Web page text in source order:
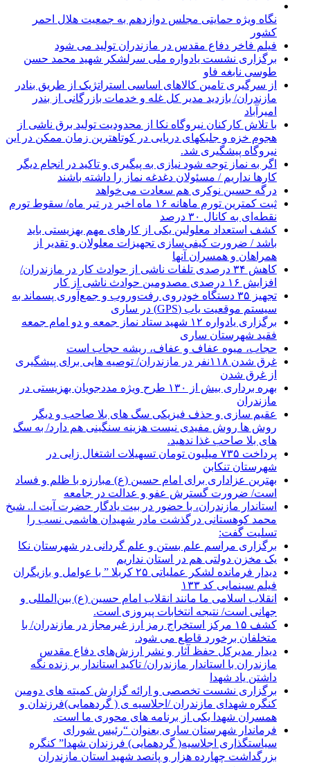
نگاه ویژه حمایتی مجلس دوازدهم به جمعیت هلال احمر
کشور
فیلم فاخر دفاع مقدس در مازندران تولید می شود
برگزاری نشست یادواره ملی سرلشکر شهید محمد حسن
طوسی نابغه فاو
از سرگیری تامین کالاهای اساسی استراتژیک از طریق بنادر
مازندران/ بازدید مدیر کل غله و خدمات بازرگانی از بندر
امیرآباد
با تلاش کارکنان نیروگاه نکا از محدودیت تولید برق ناشی از
هجوم خزه و جلبکهای دریایی در کوتاهترین زمان ممکن در این
نیروگاه پیشگیری شد.
اگر به نماز توجه شود نیازی به پیگیری و تاکید در انجام دیگر
کارها نداریم / مسئولان دغدغه نماز را داشته باشند
درگه حسین نوکری هم سعادت می‌خواهد
ثبت کمترین تورم ماهانه ۱۶ ماه اخیر در تیر ماه/ سقوط تورم
نقطه‌ای به کانال ۳۰ درصد
کشف استعداد معلولین یکی از کارهای مهم بهزیستی باید
باشد / ضرورت کیفی‌سازی تجهیزات معلولان و تقدیر از
همراهان و همسران آنها
کاهش ۳۴ درصدی تلفات ناشی از حوادث كار در مازندران/
افزایش ۱۶ درصدی مصدومین حوادث ناشی از کار
تجهیز ۳۵ دستگاه خودروی رفت‌وروب و جمع‌آوری پسماند به
سیستم موقعیت یاب (GPS) در ساری
برگزاری یادواره ۱۲ شهید ستاد نماز جمعه و دو امام جمعه
فقید شهرستان ساری
حجاب، میوه عفاف و عفاف، ریشه حجاب است
غرق شدن ۱۱۸نفر در مازندران/ توصيه هايی برای پيشگيری
از غرق شدن
بهره برداری بیش از ۱۳۰ طرح ویژه مددجویان بهزیستی در
مازندران
عقیم سازی و حذف فیزیکی سگ های بلا صاحب و دیگر
روش ها روش مفیدی نیست هزینه سنگینی هم دارد/ به سگ
های بلا صاحب غذا ندهید.
پرداخت ۷۳۵ میلیون تومان تسهیلات اشتغال زایی در
شهرستان تنکابن
بهترین عزاداری برای امام حسین (ع) مبارزه با ظلم و فساد
است/ ضرورت گسترش عفو و عدالت در جامعه
استاندار مازندران، با حضور در بیت یادگار حضرت آیت ا.. شیخ
محمد کوهستانی درگذشت مادر شهیدان هاشمی نسب را
تسلیت گفت:
برگزاری مراسم علم بستن و علم گردانی در شهرستان نکا
یک مخزن دولتی هم در استان نداریم
دیدار فرمانده لشکر عملیاتی ۲۵ کربلا ” با عوامل و بازیگران
فیلم سینمایی کد ۱۳۳
انقلاب اسلامی ما مانند انقلاب امام حسین (ع) بین‌المللی و
جهانی است/ نتیجه انتخابات پیروزی است.
کشف ۱۵ مرکز استخراج رمز ارز غیرمجاز در مازندران/ با
متخلفان برخورد قاطع می شود.
دیدار مدیرکل حفظ آثار و نشر ارزش‌های دفاع مقدس
مازندران با استاندار مازندران/ تاکید استاندار بر زنده نگه
داشتن یاد شهدا
برگزاری نشست تخصصی و ارائه گزارش کمیته های دومین
کنگره شهدای مازندران /اجلاسیه ی ( گردهمایی)فرزندان و
همسران شهدا یکی از برنامه های محوری ما است.
فرماندار شهرستان ساری بعنوان “رئیس شورای
سیاستگذاری اجلاسیه( گردهمایی) فرزندان شهدا” کنگره
بزرگداشت چهارده هزار و پانصد شهید استان مازندران